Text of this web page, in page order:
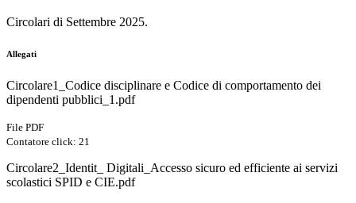
Circolari di Settembre 2025.
Allegati
Circolare1_Codice disciplinare e Codice di comportamento dei
dipendenti pubblici_1.pdf
File PDF
Contatore click: 21
Circolare2_Identit_ Digitali_Accesso sicuro ed efficiente ai servizi
scolastici SPID e CIE.pdf